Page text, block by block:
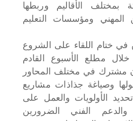
بمختلف الأقاليم وربطها
المهني ومؤسسات التعليم
في ختام اللقاء على الشروع
مطلع الأسبوع القادم
مشترك في مختلف المحاور
وصياغة جذاذات مشاريع
الأولويات والعمل على
والدعم الفني الضرورين